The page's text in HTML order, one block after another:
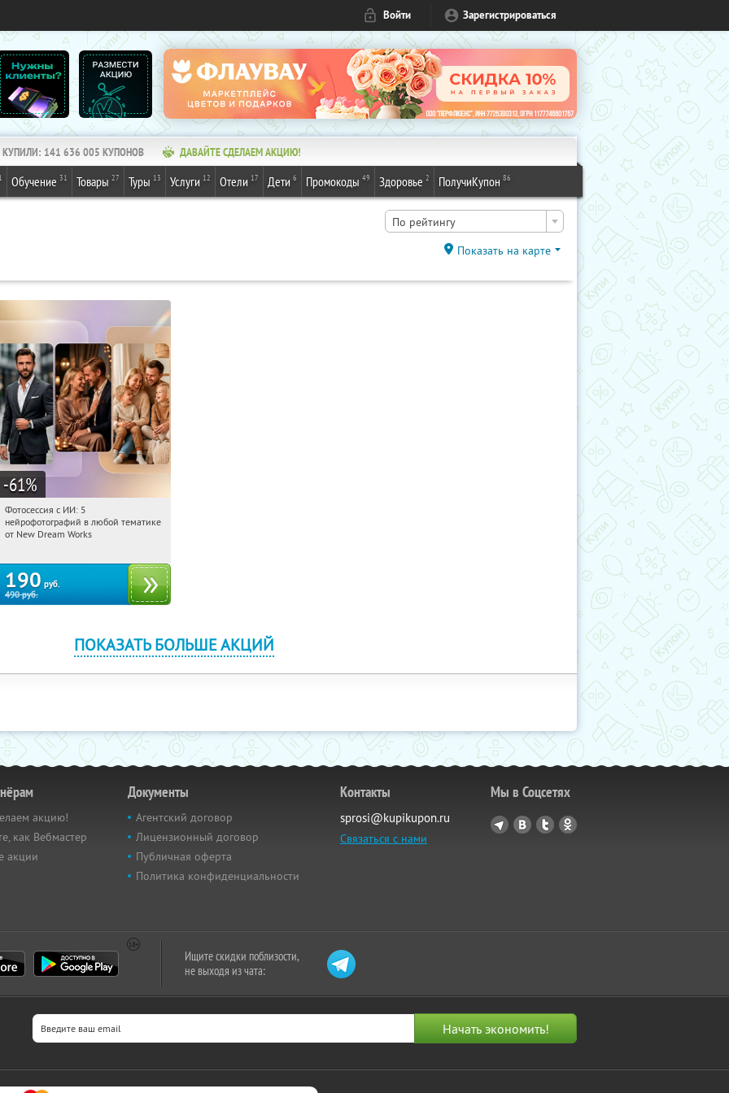
Войти Зарегистрироваться
КУПИЛИ: 141 636 005 КУПОНОВ ДАВАЙТЕ СДЕЛАЕМ АКЦИЮ!
1 Обучение 31 Товары 27 Туры 13 Услуги 12 Отели 17 Дети 6 Промокоды 49 Здоровье 2 ПолучиКупон 86
По рейтингу
Показать на карте
-61%
14:50:32
Россия
Фотосессия с ИИ: 5
нейрофотографий в любой тематике
от New Dream Works
190 руб.
490руб.
ПОКАЗАТЬ БОЛЬШЕ АКЦИЙ
акцию!
как Вебмастер
акции
Документы
Агентский договор
Лицензионный договор
Публичная оферта
Политика конфиденциальности
Контакты
sprosi@kupikupon.ru
Связаться с нами
Мы в Соцсетях
Ищите скидки поблизости,
не выходя из чата: